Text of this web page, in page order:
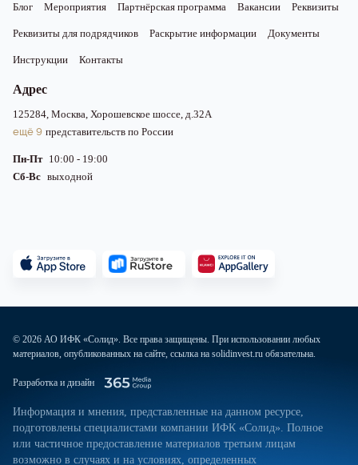
Блог Мероприятия Партнёрская программа Вакансии Реквизиты
Реквизиты для подрядчиков Раскрытие информации Документы
Инструкции Контакты
Адрес
125284, Москва, Хорошевское шоссе, д.32А
ещё 9 представительств по России
Пн-Пт 10:00 - 19:00
Сб-Вс выходной
© 2026 АО ИФК «Солид». Все права защищены. При использовании любых
материалов, опубликованных на сайте, ссылка на solidinvest.ru обязательна.
Разработка и дизайн
Информация и мнения, представленные на данном ресурсе,
подготовлены специалистами компании ИФК «Солид». Полное
или частичное предоставление материалов третьим лицам
возможно в случаях и на условиях, определенных